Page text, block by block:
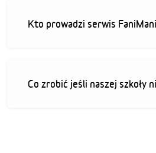
Kto prowadzi serwis
Co zrobić jeśli naszej szkoły